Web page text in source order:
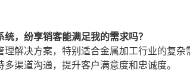
，纷享销客能满足我的需求吗？
解决方案，特别适合金属加工行业的复
渠道沟通，提升客户满意度和忠诚度。